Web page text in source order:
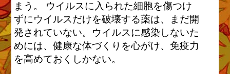
まう。 ウイルスに入られた細胞を傷つけ
ずにウイルスだけを破壊する薬は、まだ開
発されていない。ウイルスに感染しないた
めには、健康な体づくりを心がけ、免疫力
を高めておくしかない。